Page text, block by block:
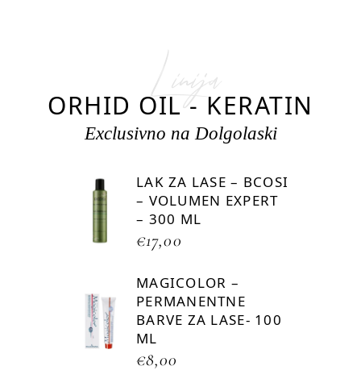
Linija
ORHID OIL - KERATIN
Exclusivno na Dolgolaski
LAK ZA LASE – BCOSI
– VOLUMEN EXPERT
– 300 ML
€17,00
MAGICOLOR –
PERMANENTNE
BARVE ZA LASE- 100
ML
€8,00